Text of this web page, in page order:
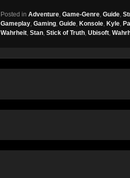
Posted in Adventure, Game-Genre, Guide,
Gameplay, Gaming, Guide, Konsole, Kyle,
Wahrheit, Stan, Stick of Truth, Ubisoft,